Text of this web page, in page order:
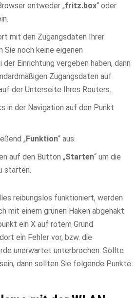
entweder „fritz.box“ oder
mit den Zugangsdaten Ihrer
Sie noch keine eigenen
der Einrichtung vergeben haben, dann
Zugangsdaten auf
der Unterseite Ihres Routers.
in der Navigation auf den Punkt
„ Funktion“ aus.
auf den Button „Starten“ um die
starten.
reibungslos funktioniert, werden
mit einem grünen Haken abgehakt.
ein X auf rotem Grund
ein Fehler vor, bzw. die
unerwartet unterbrochen. Sollte
dann sollten Sie folgende Punkte